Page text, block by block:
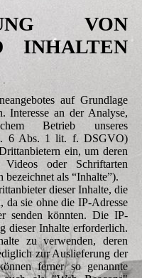
VON
INHALTEN
auf Grundlage
Interesse an der Analyse,
Betrieb unseres
6 Abs. 1 lit. f. DSGVO)
ein, um deren
oder Schriftarten
als “Inhalte”).
dieser Inhalte, die
da sie ohne die IP-Adresse
senden könnten. Die IP-
dieser Inhalte erforderlich.
zu verwenden, deren
zur Auslieferung der
ferner so genannte